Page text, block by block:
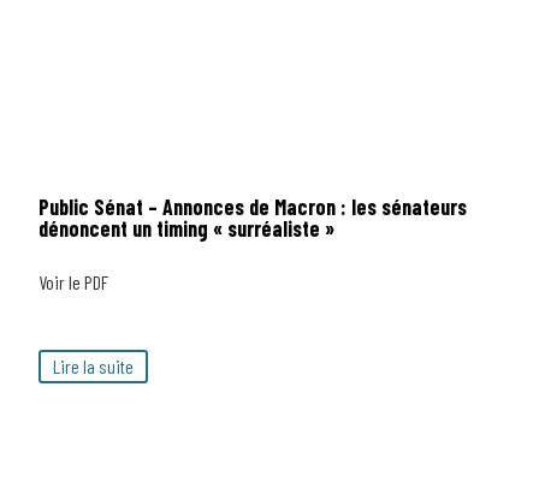
Public Sénat – Annonces de Macron : les sénateurs
dénoncent un timing « surréaliste »
Voir le PDF
Lire la suite